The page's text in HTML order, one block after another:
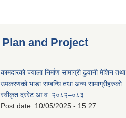
Plan and Project
कामदारको ज्याला निर्माण सामाग्री ढुवानी मेशिन तथा
उपकरणको भाडा सम्बन्धि तथा अन्य सामाग्रीहरुको
स्वीकृत दररेट आ.व. २०८२–०८३
Post date: 10/05/2025 - 15:27